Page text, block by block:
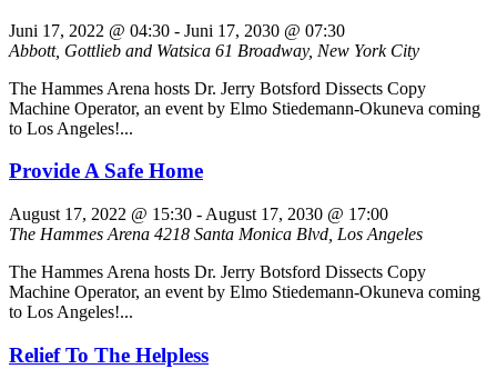
Juni 17, 2022 @ 04:30 - Juni 17, 2030 @ 07:30
Abbott, Gottlieb and Watsica 61 Broadway, New York City
The Hammes Arena hosts Dr. Jerry Botsford Dissects Copy
Machine Operator, an event by Elmo Stiedemann-Okuneva coming
to Los Angeles!...
Provide A Safe Home
August 17, 2022 @ 15:30 - August 17, 2030 @ 17:00
The Hammes Arena 4218 Santa Monica Blvd, Los Angeles
The Hammes Arena hosts Dr. Jerry Botsford Dissects Copy
Machine Operator, an event by Elmo Stiedemann-Okuneva coming
to Los Angeles!...
Relief To The Helpless